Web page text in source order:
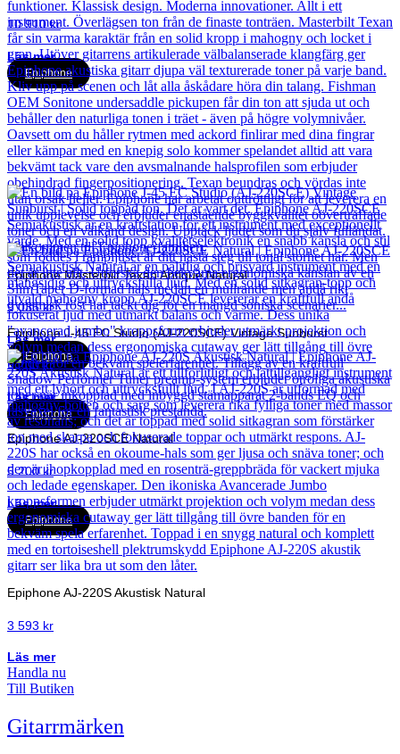
10 910kr
Läs mer
Epiphone
Epiphone Masterbilt Texan Antique Natural
9 035kr
Läs mer
Epiphone
Epiphone J-45 EC Studio (AJ-220SCE) Vintage Sunburst
5 200kr
Läs mer
Epiphone
Epiphone AJ-220SCE Natural
5 200kr
Läs mer
Epiphone
Epiphone AJ-220S Akustisk Natural
3 593 kr
Läs mer
Handla nu
Till Butiken
Gitarrmärken